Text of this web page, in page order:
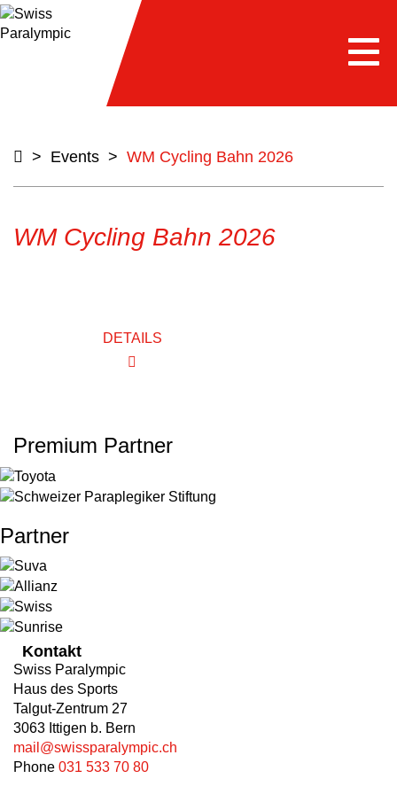
> Events > WM Cycling Bahn 2026
WM Cycling Bahn 2026
DETAILS
Premium Partner
Partner
Kontakt
Swiss Paralympic
Haus des Sports
Talgut-Zentrum 27
3063 Ittigen b. Bern
mail@swissparalympic.ch
Phone 031 533 70 80